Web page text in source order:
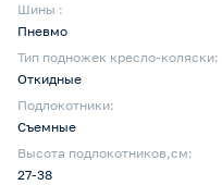
Шины :
Пневмо
Тип подножек кресло-коляски:
Откидные
Подлокотники:
Съемные
Высота подлокотников,см:
27-38